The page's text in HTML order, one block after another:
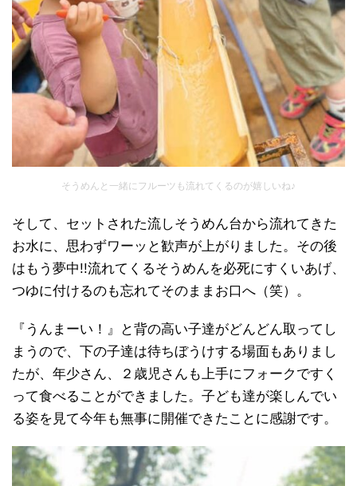
そうめんと一緒にフルーツも流れてくるのが嬉しいね♪
そして、セットされた流しそうめん台から流れてきた
お水に、思わずワーッと歓声が上がりました。その後
はもう夢中!!流れてくるそうめんを必死にすくいあげ、
つゆに付けるのも忘れてそのままお口へ（笑）。
『うんまーい！』と背の高い子達がどんどん取ってし
まうので、下の子達は待ちぼうけする場面もありまし
たが、年少さん、２歳児さんも上手にフォークですく
って食べることができました。子ども達が楽しんでい
る姿を見て今年も無事に開催できたことに感謝です。